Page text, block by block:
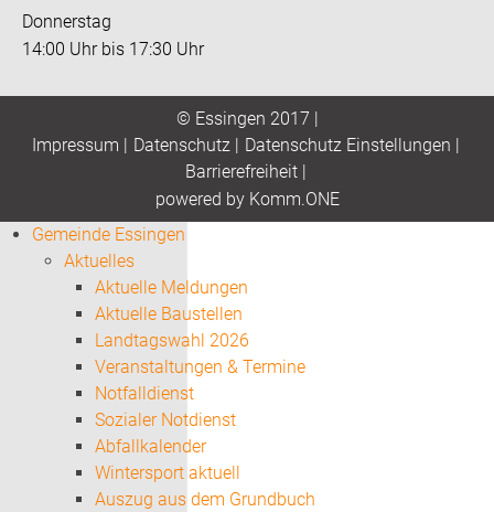
Donnerstag
14:00 Uhr bis 17:30 Uhr
© Essingen 2017 |
Impressum
Datenschutz| Datenschutz Einstellungen
Barrierefreiheit|
powered by Komm.ONE
Gemeinde Essingen
Aktuelles
Aktuelle Meldungen
Aktuelle Baustellen
Landtagswahl 2026
Veranstaltungen & Termine
Notfalldienst
Sozialer Notdienst
Abfallkalender
Wintersport aktuell
Auszug aus dem Grundbuch